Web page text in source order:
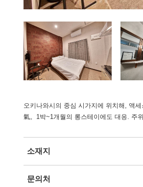
ィンドウで開きます
ィンドウで開きます
ィンドウで開きます
오키나와시의 중심 시가지에 위치해, 액
氣。1박~1개월의 롱스테이에도 대응. 주
소재지
문의처